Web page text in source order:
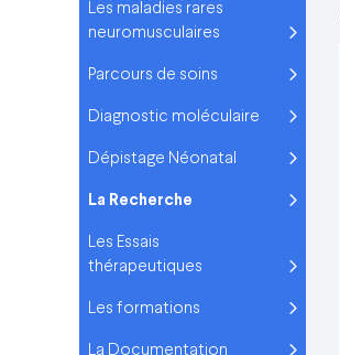
Les maladies rares
neuromusculaires
Parcours de soins
Diagnostic moléculaire
Dépistage Néonatal
La Recherche
Les Essais
thérapeutiques
Les formations
La Documentation